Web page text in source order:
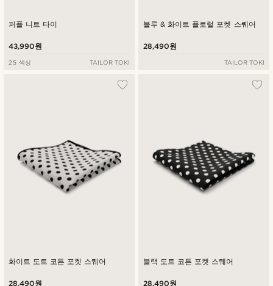
퍼플 니트 타이
43,990원
25 색상 TAILOR TOKI
블루 & 화이트 플로럴 포켓 스퀘어
28,490원
TAILOR TOKI
화이트 도트 코튼 포켓 스퀘어
28,490원
블랙 도트 코튼 포켓 스퀘어
28,490원